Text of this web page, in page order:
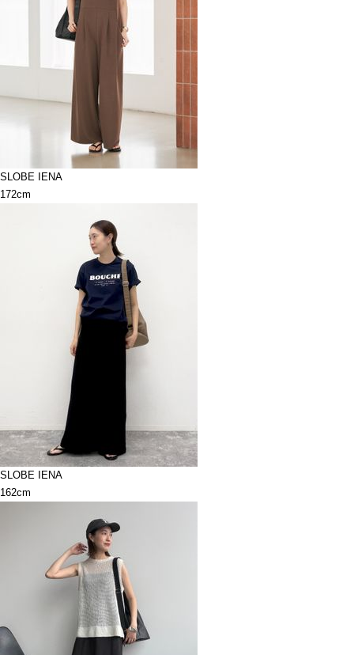
SLOBE IENA
172cm
SLOBE IENA
162cm